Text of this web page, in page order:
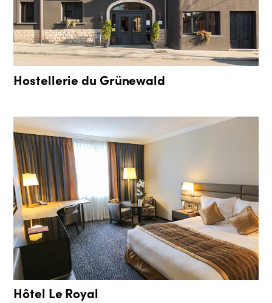
Hostellerie du Grünewald
Hôtel Le Royal